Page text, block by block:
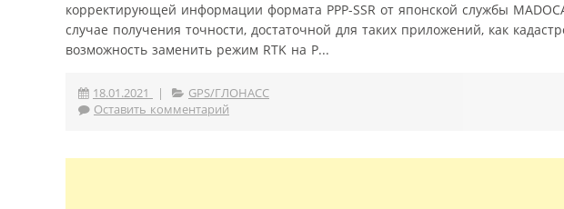
корректирующей информации формата PPP-SSR от японской службы
случае получения точности, достаточной для таких приложений, как
возможность заменить режим RTK на P...
18.01.2021
GPS/ГЛОНАСС
Оставить комментарий